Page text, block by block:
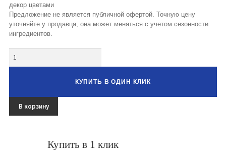
Детские букеты
Букет учителю
Букеты из раков и рыбы
декор цветами
Предложение не является публичной офертой. Точную цену
уточняйте у продавца, она может меняться с учетом сезонности
ингредиентов.
КУПИТЬ В ОДИН КЛИК
В корзину
Купить в 1 клик